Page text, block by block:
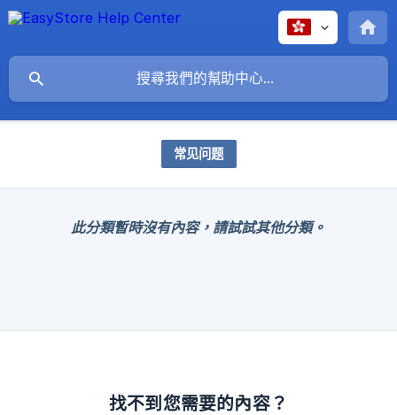
常见问题
此分類暫時沒有內容，請試試其他分類。
找不到您需要的內容？